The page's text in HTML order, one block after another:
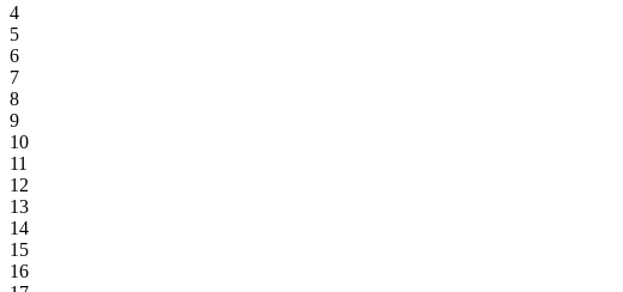
4
5
6
7
8
9
10
11
12
13
14
15
16